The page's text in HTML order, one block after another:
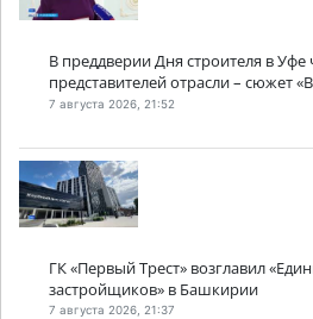
В преддверии Дня строителя в
представителей отрасли – сюжет
7 августа 2026, 21:52
ГК «Первый Трест» возглавил
застройщиков» в Башкирии
7 августа 2026, 21:37